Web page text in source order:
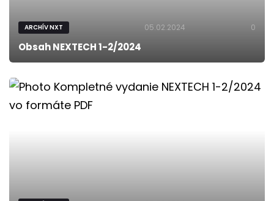
ARCHÍV NXT 05.02.2024 0
Obsah NEXTECH 1-2/2024